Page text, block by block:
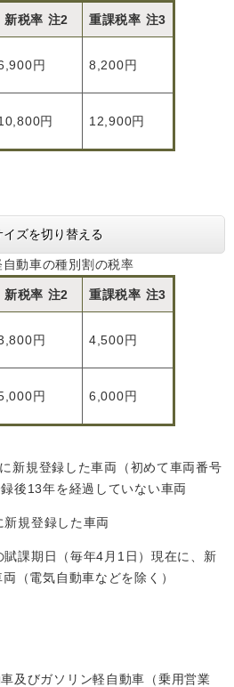
新税率 注2 重課税率 注3
円 8,200円
円 12,900円
イズを切り替える
動車の種別割の税率
新税率 注2 重課税率 注3
円 4,500円
円 6,000円
新規登録した車両（初めて車両番号
後13年を経過していない車両
規登録した車両
課期日（毎年4月1日）現在に、新
（電気自動車などを除く）
及びガソリン軽自動車（乗用営業